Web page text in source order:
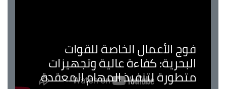
فوج الأعمال الخاصة للقوات
البحرية: كفاءة عالية وتجهيزات
متطورة لتنفيذ المهام المعقدة